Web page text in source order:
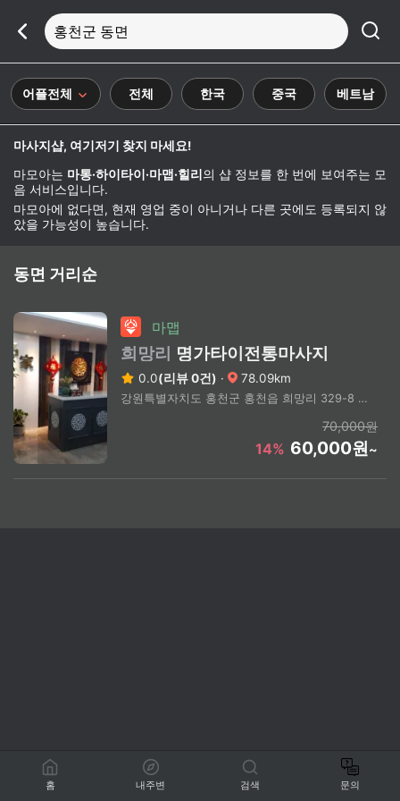
홍천군 동면
어플전체 전체 한국 중국 베트남
마사지샵, 여기저기 찾지 마세요!
마모아는 마통·하이타이·마맵·힐리 의 샵 정보를 한 번에 보여주는 모
음 서비스입니다.
마모아에 없다면, 현재 영업 중이 아니거나 다른 곳에도 등록되지 않
았을 가능성이 높습니다.
동면 거리순
마맵
희망리 명가타이전통마사지
0.0(리뷰 0건) · 78.09km
강원특별자치도 홍천군 홍천읍 희망리 329-8 2층
70,000원
14% 60,000원~
홈 내주변 검색 문의